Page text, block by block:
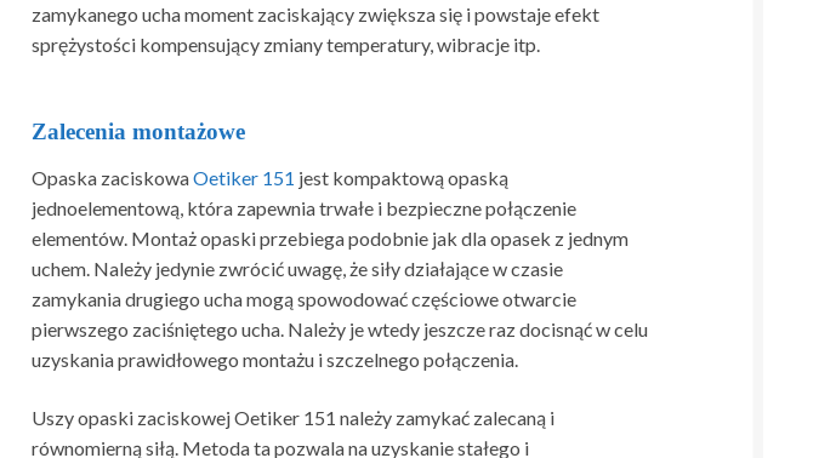
zamykanego ucha moment zaciskający zwiększa się i powstaje efekt
sprężystości kompensujący zmiany temperatury, wibracje itp.
Zalecenia montażowe
Opaska zaciskowaOetiker 151 jest kompaktową opaską
jednoelementową, która zapewnia trwałe i bezpieczne połączenie
elementów. Montaż opaski przebiega podobnie jak dla opasek z jednym
uchem. Należy jedynie zwrócić uwagę, że siły działające w czasie
zamykania drugiego ucha mogą spowodować częściowe otwarcie
pierwszego zaciśniętego ucha. Należy je wtedy jeszcze raz docisnąć w celu
uzyskania prawidłowego montażu i szczelnego połączenia.
Uszy opaski zaciskowej Oetiker 151 należy zamykać zalecaną i
równomierną siłą. Metoda ta pozwala na uzyskanie stałego i